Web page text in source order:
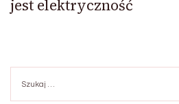
jest elektryczność